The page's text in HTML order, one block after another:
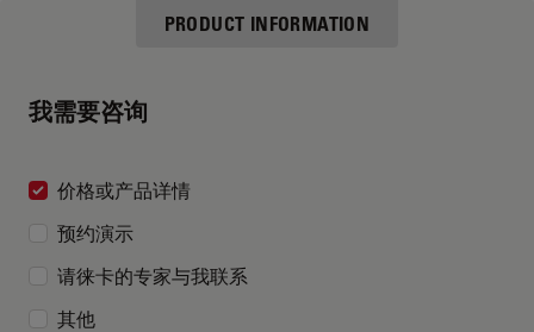
PRODUCT INFORMATION
我需要咨询
价格或产品详情
预约演示
请徕卡的专家与我联系
其他